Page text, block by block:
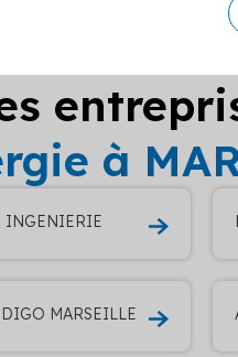
à
INGENIERIE
MARSEILLE